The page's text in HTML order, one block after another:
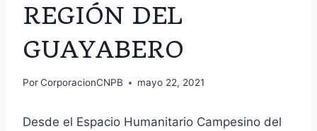
REGIÓN DEL
GUAYABERO
PorCorporacionCNPB mayo 22, 2021
Desde el Espacio Humanitario Campesino del